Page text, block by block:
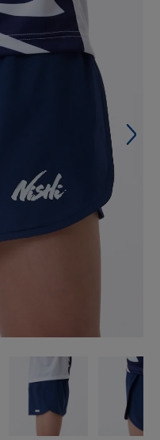
ソックス
バッグ
ラダー・マー